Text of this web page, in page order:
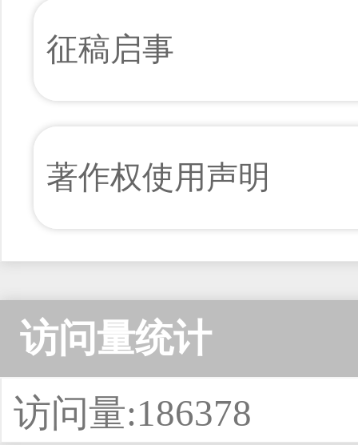
征稿启事
著作权使用声明
访问量统计
访问量:186378